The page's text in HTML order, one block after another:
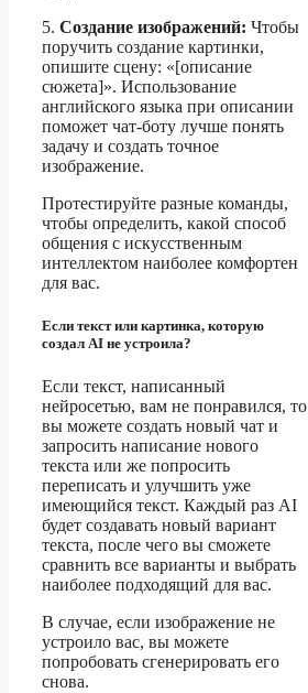
5. Создание изображений: Чтобы
поручить создание картинки,
опишите сцену: «[описание
сюжета]». Использование
английского языка при описании
поможет чат-боту лучше понять
задачу и создать точное
изображение.
Протестируйте разные команды,
чтобы определить, какой способ
общения с искусственным
интеллектом наиболее комфортен
для вас.
Если текст или картинка, которую
создал AI не устроила?
Если текст, написанный
нейросетью, вам не понравился, то
вы можете создать новый чат и
запросить написание нового
текста или же попросить
переписать и улучшить уже
имеющийся текст. Каждый раз AI
будет создавать новый вариант
текста, после чего вы сможете
сравнить все варианты и выбрать
наиболее подходящий для вас.
В случае, если изображение не
устроило вас, вы можете
попробовать сгенерировать его
снова.